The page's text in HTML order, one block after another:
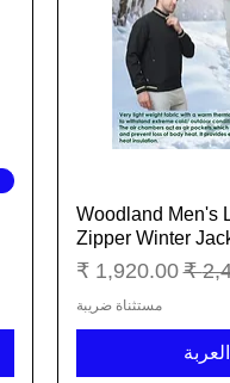
Woodland Men's
Zipper Winter
سعر البيع‏1,920.00 ₹
مستثناة ضريبة